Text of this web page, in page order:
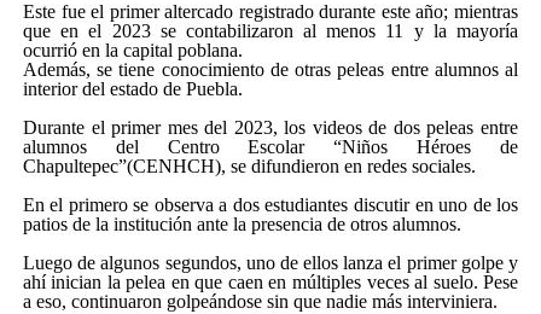
Este fue el primer altercado registrado durante este año; mientras
que en el 2023 se contabilizaron al menos 11 y la mayoría
ocurrió en la capital poblana.
Además, se tiene conocimiento de otras peleas entre alumnos al
interior del estado de Puebla.
Durante el primer mes del 2023, los videos de dos peleas entre
alumnos del Centro Escolar “Niños Héroes de
Chapultepec”(CENHCH), se difundieron en redes sociales.
En el primero se observa a dos estudiantes discutir en uno de los
patios de la institución ante la presencia de otros alumnos.
Luego de algunos segundos, uno de ellos lanza el primer golpe y
ahí inician la pelea en que caen en múltiples veces al suelo. Pese
a eso, continuaron golpeándose sin que nadie más interviniera.